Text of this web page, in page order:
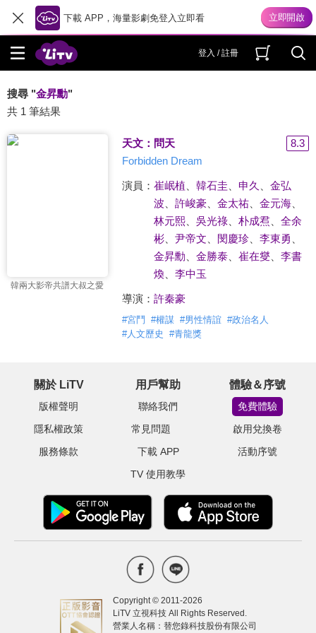
下載 APP，海量影劇免登入立即看
登入 / 註冊
搜尋 "金昇勳"
共 1 筆結果
韓兩大影帝共譜大叔之愛
天文：問天
8.3
Forbidden Dream
演員： 崔岷植 韓石圭 申久
金弘
波
許峻豪 金太祐、 金元海、
林元熙、 吳光祿、 朴成焄、 全余
彬、 尹帝文 閔慶珍、 李東勇
金昇勳
金勝泰、 崔在燮、 李書
煥、 李中玉
導演： 許秦豪
#宮鬥 #權謀 #男性情誼 #政治名人
#人文歷史 #青龍獎
關於 LiTV
版權聲明
隱私權政策
服務條款
用戶幫助
聯絡我們
常見問題
下載 APP
TV 使用教學
體驗＆序號
免費體驗
啟用兌換卷
活動序號
Copyright © 2011-2026
LiTV 立視科技 All Rights Reserved.
營業人名稱：替您錄科技股份有限公司